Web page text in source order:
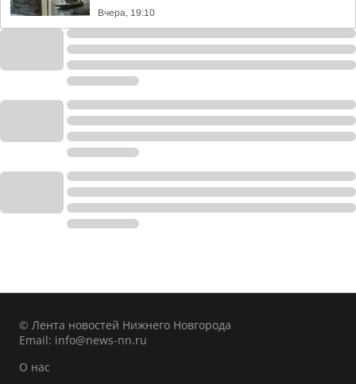
Вчера, 19:10
© Лента новостей Нижнего Новгорода
Email: info@news-nn.ru
О нас